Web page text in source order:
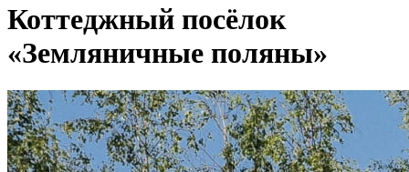
Коттеджный посёлок
«Земляничные поляны»